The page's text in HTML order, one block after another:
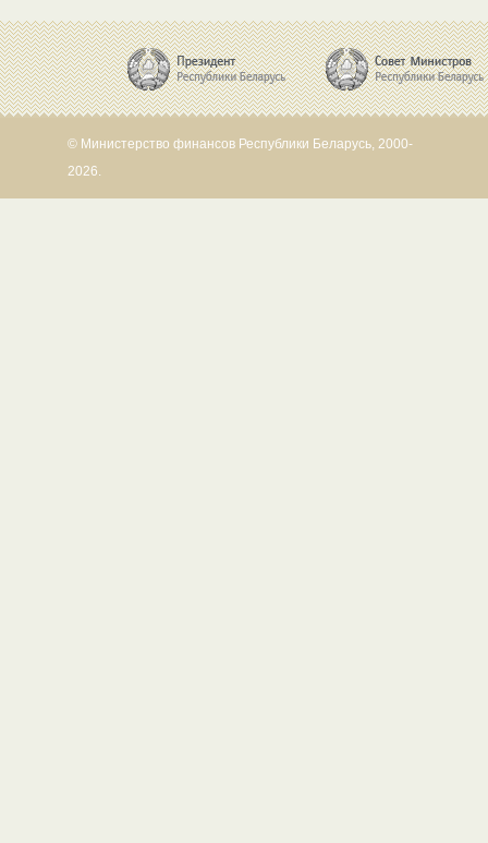
© Министерство финансов Республики Беларусь, 2000-
2026.